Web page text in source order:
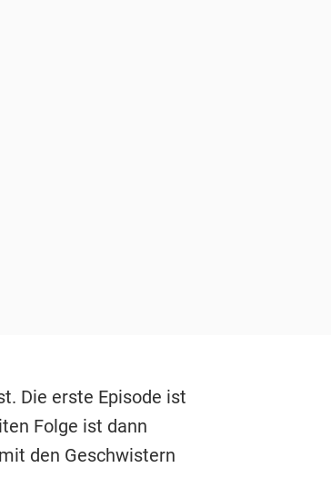
Die erste Episode ist
Folge ist dann
den Geschwistern